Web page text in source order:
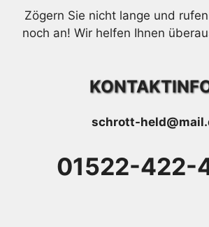
Zögern Sie nicht lange und
noch an! Wir helfen Ihnen
schrott-
01522-422-